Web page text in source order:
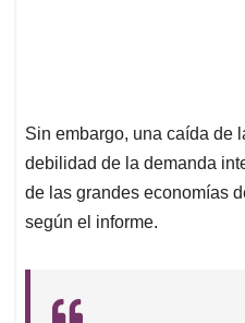
Sin embargo, una caída de
debilidad de la demanda
de las grandes economías
según el informe.